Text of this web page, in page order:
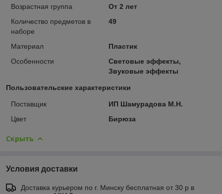
Возрастная группа
От 2 лет
Количество предметов в
наборе
49
Материал
Пластик
Особенности
Световые эффекты,
Звуковые эффекты
Пользовательские характеристики
Поставщик
ИП Шамурадова М.Н.
Цвет
Бирюза
Скрыть
Условия доставки
Доставка курьером по г. Минску бесплатная от 30 р в